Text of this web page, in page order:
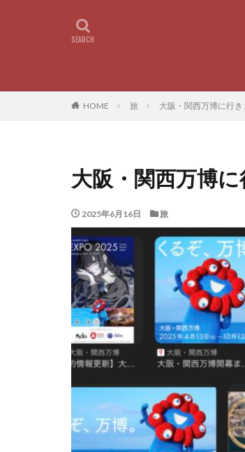
HOME 旅 大阪・関西万博に行き
大阪・関西万博
2025年6月16日 旅